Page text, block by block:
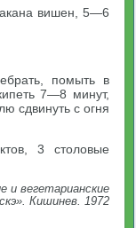
вишен, 5—6
помыть в
7—8 минут,
сдвинуть с огня
3 столовые
и вегетарианские
Кишинев. 1972